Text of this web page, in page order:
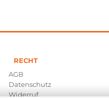
RECHT
AGB
Datenschutz
Widerruf